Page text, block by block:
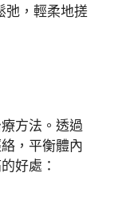
弛，輕柔地搓
方法。透過
，平衡體內
好處：